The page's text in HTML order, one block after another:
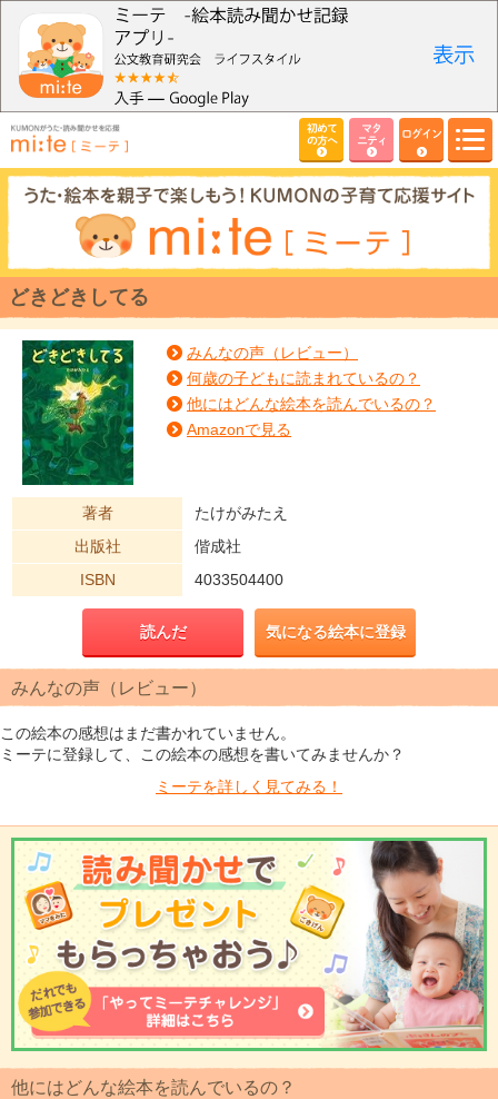
初めて
の方へ
マタ
ニティ
ログイン
どきどきしてる
みんなの声（レビュー）
何歳の子どもに読まれているの？
他にはどんな絵本を読んでいるの？
Amazonで見る
著者
たけがみたえ
出版社
偕成社
ISBN
4033504400
読んだ 気になる絵本に登録
みんなの声（レビュー）
この絵本の感想はまだ書かれていません。
ミーテに登録して、この絵本の感想を書いてみませんか？
ミーテを詳しく見てみる！
他にはどんな絵本を読んでいるの？